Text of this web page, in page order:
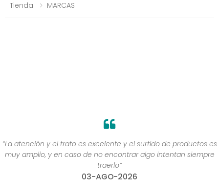
Tienda MARCAS
“La atención y el trato es excelente y el surtido de productos es
muy amplio, y en caso de no encontrar algo intentan siempre
traerlo”
03-AGO-2026